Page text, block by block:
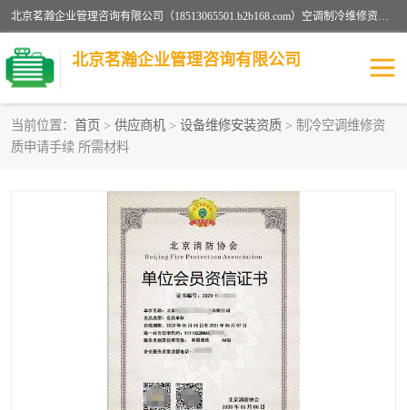
北京茗瀚企业管理咨询有限公司（18513065501.b2b168.com）空调制冷维修资质,油烟管道清洗资质,清洗行业资质公司秉承“顾客至上，锐意进缺的经营理念，我们提供高质量的产品，坚持“客户”的原则为广大客户提供贴心服务。如果你对公司的产品感兴趣，可以联系高经理，我们会用好的产品和服务让您满意。
北京茗瀚企业管理咨询有限公司
当前位置： 首页 > 供应商机 > 设备维修安装资质 > 制冷空调维修资
质申请手续 所需材料